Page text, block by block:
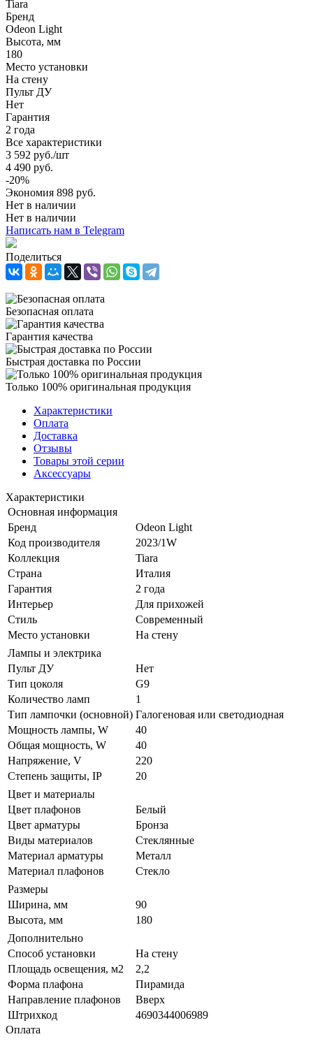
Tiara
Бренд
Odeon Light
Высота, мм
180
Место установки
На стену
Пульт ДУ
Нет
Гарантия
2 года
Все характеристики
3 592 руб./шт
4 490 руб.
-20%
Экономия 898 руб.
Нет в наличии
Нет в наличии
Написать нам в Telegram
Поделиться
Безопасная оплата
Гарантия качества
Быстрая доставка по России
Только 100% оригинальная продукция
Характеристики
Оплата
Доставка
Отзывы
Товары этой серии
Аксессуары
Характеристики
Основная информация
Бренд
Odeon Light
Код производителя
2023/1W
Коллекция
Tiara
Страна
Италия
Гарантия
2 года
Интерьер
Для прихожей
Стиль
Современный
Место установки
На стену
Лампы и электрика
Пульт ДУ
Нет
Тип цоколя
G9
Количество ламп
1
Тип лампочки (основной) Галогеновая или светодиодная
Мощность лампы, W
40
Общая мощность, W
40
Напряжение, V
220
Степень защиты, IP
20
Цвет и материалы
Цвет плафонов
Белый
Цвет арматуры
Бронза
Виды материалов
Стеклянные
Материал арматуры
Металл
Материал плафонов
Стекло
Размеры
Ширина, мм
90
Высота, мм
180
Дополнительно
Способ установки
На стену
Площадь освещения, м2
2,2
Форма плафона
Пирамида
Направление плафонов
Вверх
Штрихкод
4690344006989
Оплата